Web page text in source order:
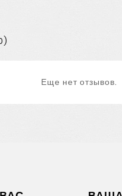
Еще нет отзывов.